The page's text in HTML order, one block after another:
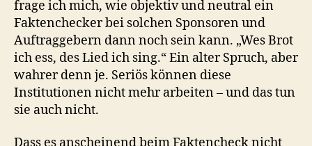
frage ich mich, wie objektiv und neutral ein
Faktenchecker bei solchen Sponsoren und
Auftraggebern dann noch sein kann. „Wes Brot
ich ess, des Lied ich sing.“ Ein alter Spruch, aber
wahrer denn je. Seriös können diese
Institutionen nicht mehr arbeiten – und das tun
sie auch nicht.